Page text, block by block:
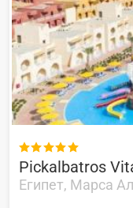

Pickalbatros
Египет, Марса